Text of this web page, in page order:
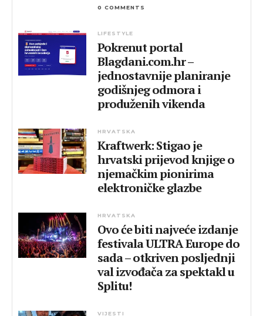
0 COMMENTS
LIFESTYLE
Pokrenut portal
Blagdani.com.hr –
jednostavnije planiranje
godišnjeg odmora i
produženih vikenda
HRVATSKA
Kraftwerk: Stigao je
hrvatski prijevod knjige o
njemačkim pionirima
elektroničke glazbe
HRVATSKA
Ovo će biti najveće izdanje
festivala ULTRA Europe do
sada – otkriven posljednji
val izvođača za spektakl u
Splitu!
VIJESTI